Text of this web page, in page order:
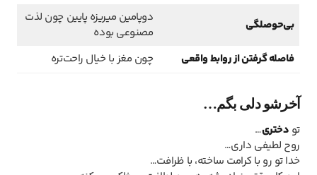
بی‌حوصلگی
دوپامین میریزه پایین چون لذت
مصنوعی بوده
فاصله گرفتن از روابط واقعی
چون مغز با خیال راحت‌تره
آخرشو دلی بگم…
تو دختری…
روح لطیفی داری…
خدا تو رو با کرامت ساخته، با ظرافت…